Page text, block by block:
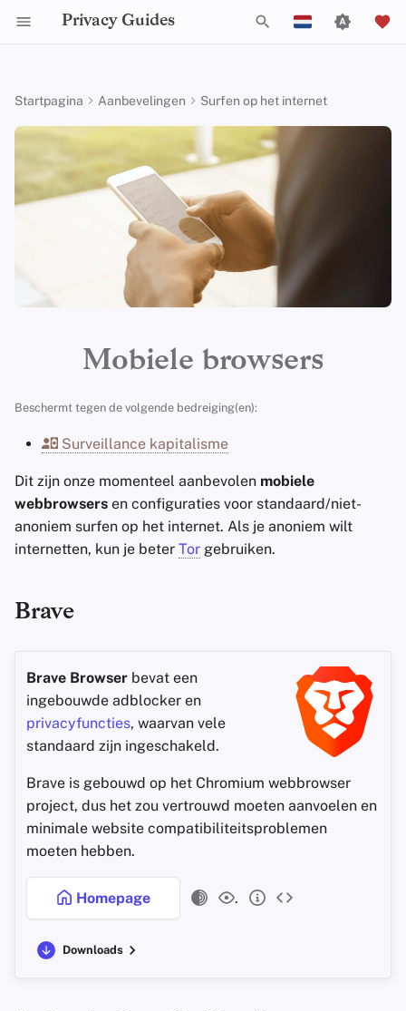
Privacy Guides
o
e
i
e
e
Español
Français
עִברִית
Italiano
Nederlands
中文 (繁體，台灣)
Waarom privacy
belangrijk is
Dreigingsmodellering
Veel voorkomende
Veel voorkomende
Account Creation
Accountverwijdering
Technologie Essenties
Introduction to
Passwords
Multifactor-
Choosing Your
E-mail Beveiliging
Geavanceerde
Onderwerpen
Inleiding tot DNS
Privé betalingen
Android Overview
Linux Overzicht
Qubes Overzicht
DNS Filtering
Email Servers
File Management
Brave
Aanbevolen Brave
Configuratie
Brave shields global defaults
Andere privacy-instellingen
Zoekmachines
Brave Sync
Safari (iOS)
Recommended Safari
Configuration
Zoeken
Privacy & beveiliging
Instellingen voor websites
Andere privacy-instellingen
Altijd privé browsen
iCloud Synchronisatie
Criteria
Cloud opslag
Data Removal Services
DNS-resolvers
Email Aliasing
Email Diensten
Financiële diensten
Zoekmachines
VPN-diensten
AI Chat
Agendasynchronisatie
Cryptocurrency
Data and Metadata
Email clients
Encryptie Software
Bestanden delen en
synchroniseren
Frontends
Language Tools
Multifactor
Authentication
Notitieboekjes
Office Suites
Wachtwoord managers
Pastebins
Mobiele telefoons
Security Keys
Android Alternatieve Distributions
General Apps
Obtaining Applications
Desktop/PC
Router Firmware
Alternative Networks
Device Integrity
Activist Toolbox Check Your Laws
Choose Your Tools
Expand Your Perspective
Build Alliances
Take Action!
Legal Resources
Data Protection
Over Privacy Guides
Donate
Teamleden
General Criteria
Donation Acceptance
Executive Policy
Notices and Disclaimers
Gemeenschap
Job Openings
Contributors
Online diensten
Webverkeersstatistieken
Schrijfgids
Technische gids
Startpagina Aanbevelingen Surfen op het internet
Mobiele browsers
Beschermt tegen de volgende bedreiging(en):
Surveillance kapitalisme
Dit zijn onze momenteel aanbevolen mobiele
webbrowsers en configuraties voor standaard/niet-
anoniem surfen op het internet. Als je anoniem wilt
internetten, kun je beter Tor gebruiken.
Brave
Brave Browser bevat een
ingebouwde adblocker en
privacyfuncties, waarvan vele
standaard zijn ingeschakeld.
Brave is gebouwd op het Chromium webbrowser
project, dus het zou vertrouwd moeten aanvoelen en
minimale website compatibiliteitsproblemen
moeten hebben.
Homepage .
Downloads